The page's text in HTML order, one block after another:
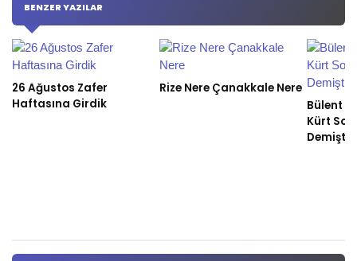
BENZER YAZILAR
26 Ağustos Zafer
Haftasına Girdik
Rize Nere Çanakkale Nere
Bülent
Kürt
Demişti